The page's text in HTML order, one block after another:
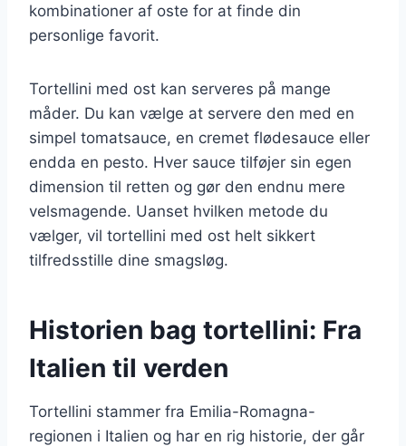
kombinationer af oste for at finde din
personlige favorit.
Tortellini med ost kan serveres på mange
måder. Du kan vælge at servere den med en
simpel tomatsauce, en cremet flødesauce eller
endda en pesto. Hver sauce tilføjer sin egen
dimension til retten og gør den endnu mere
velsmagende. Uanset hvilken metode du
vælger, vil tortellini med ost helt sikkert
tilfredsstille dine smagsløg.
Historien bag tortellini: Fra
Italien til verden
Tortellini stammer fra Emilia-Romagna-
regionen i Italien og har en rig historie, der går